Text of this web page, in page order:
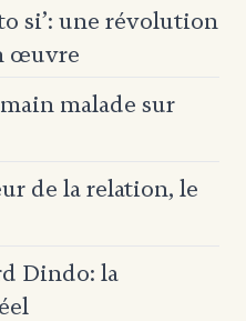
si’: une révolution
œuvre
malade sur
de la relation, le
Dindo: la